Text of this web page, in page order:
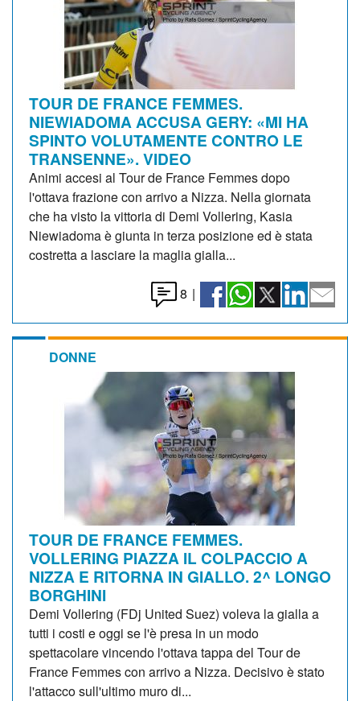
TOUR DE FRANCE FEMMES.
NIEWIADOMA ACCUSA GERY: «MI HA
SPINTO VOLUTAMENTE CONTRO LE
TRANSENNE». VIDEO
Animi accesi al Tour de France Femmes dopo
l'ottava frazione con arrivo a Nizza. Nella giornata
che ha visto la vittoria di Demi Vollering, Kasia
Niewiadoma è giunta in terza posizione ed è stata
costretta a lasciare la maglia gialla...
8 |
DONNE
TOUR DE FRANCE FEMMES.
VOLLERING PIAZZA IL COLPACCIO A
NIZZA E RITORNA IN GIALLO. 2^ LONGO
BORGHINI
Demi Vollering (FDj United Suez) voleva la gialla a
tutti i costi e oggi se l'è presa in un modo
spettacolare vincendo l'ottava tappa del Tour de
France Femmes con arrivo a Nizza. Decisivo è stato
l'attacco sull'ultimo muro di...